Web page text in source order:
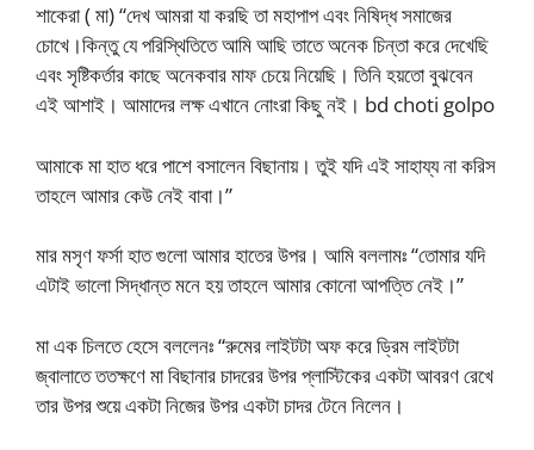
শাকেরা ( মা) “দেখ আমরা যা করছি তা মহাপাপ এবং নিষিদ্ধ সমাজের
চোখে।কিন্তু যে পরিস্থিতিতে আমি আছি তাতে অনেক চিন্তা করে দেখেছি
এবং সৃষ্টিকর্তার কাছে অনেকবার মাফ চেয়ে নিয়েছি। তিনি হয়তো বুঝবেন
এই আশাই। আমাদের লক্ষ এখানে নোংরা কিছু নই। bd choti golpo
আমাকে মা হাত ধরে পাশে বসালেন বিছানায়। তুই যদি এই সাহায্য না করিস
তাহলে আমার কেউ নেই বাবা।”
মার মসৃণ ফর্সা হাত গুলো আমার হাতের উপর। আমি বললামঃ “তোমার যদি
এটাই ভালো সিদ্ধান্ত মনে হয় তাহলে আমার কোনো আপত্তি নেই।”
মা এক চিলতে হেসে বললেনঃ “রুমের লাইটটা অফ করে ড্রিম লাইটটা
জ্বালাতে ততক্ষণে মা বিছানার চাদরের উপর প্লাস্টিকের একটা আবরণ রেখে
তার উপর শুয়ে একটা নিজের উপর একটা চাদর টেনে নিলেন।